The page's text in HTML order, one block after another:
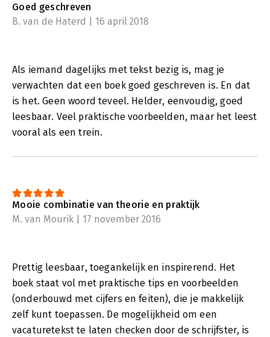
Goed geschreven
B. van de Haterd | 16 april 2018
Als iemand dagelijks met tekst bezig is, mag je
verwachten dat een boek goed geschreven is. En dat
is het. Geen woord teveel. Helder, eenvoudig, goed
leesbaar. Veel praktische voorbeelden, maar het leest
vooral als een trein.
Mooie combinatie van theorie en praktijk
M. van Mourik | 17 november 2016
Prettig leesbaar, toegankelijk en inspirerend. Het
boek staat vol met praktische tips en voorbeelden
(onderbouwd met cijfers en feiten), die je makkelijk
zelf kunt toepassen. De mogelijkheid om een
vacaturetekst te laten checken door de schrijfster, is